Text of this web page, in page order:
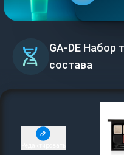
GA-DE Набор
состава